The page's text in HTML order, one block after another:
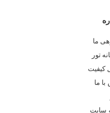
ما
تور
کیفیت
ما
سایت